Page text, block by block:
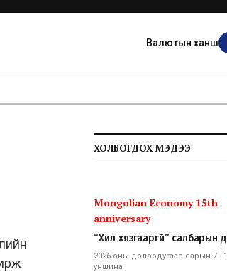
Валютын ханш
ХОЛБОГДОХ МЭДЭЭ
Mongolian Economy 15th
anniversary
“Хил хязгааргүй” салбарын
2026 оны долоодугаар сарын 7 ·
уншина